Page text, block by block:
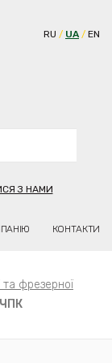
RU UA EN
З НАМИ
КОНТАКТИ
та фрезерної